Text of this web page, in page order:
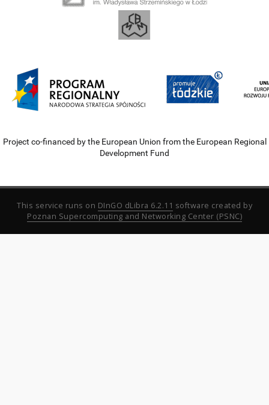
Project co-financed by the European Union from the European Regional
Development Fund
This service runs on DInGO dLibra 6.2.11 software created by
Poznan Supercomputing and Networking Center (PSNC)